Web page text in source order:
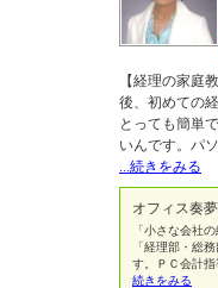
【経理の家庭
後、初めての
とっても簡単
いんです。パ
...続きをみる
オフィス奏
「小さな会社
「経理部・総
す。ＰＣ会計
続きをみる